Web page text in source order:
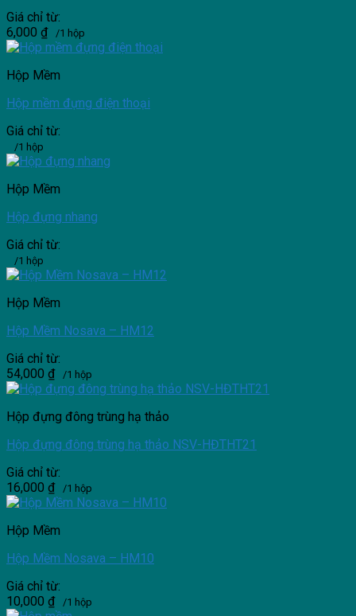
Giá chỉ từ:
6,000 ₫ /1 hộp
Hộp Mềm
Hộp mềm đựng điện thoại
Giá chỉ từ:
/1 hộp
Hộp Mềm
Hộp đựng nhang
Giá chỉ từ:
/1 hộp
Hộp Mềm
Hộp Mềm Nosava – HM12
Giá chỉ từ:
54,000 ₫ /1 hộp
Hộp đựng đông trùng hạ thảo
Hộp đựng đông trùng hạ thảo NSV-HĐTHT21
Giá chỉ từ:
16,000 ₫ /1 hộp
Hộp Mềm
Hộp Mềm Nosava – HM10
Giá chỉ từ:
10,000 ₫ /1 hộp